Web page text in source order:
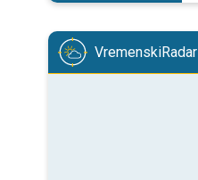
VremenskiRadar